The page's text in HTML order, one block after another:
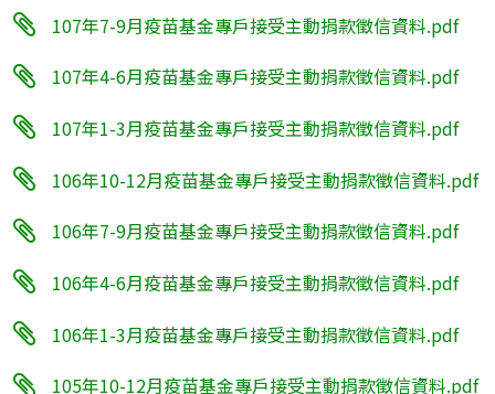
107年7-9月疫苗基金專戶接受主動捐款徵信資料.pdf
107年4-6月疫苗基金專戶接受主動捐款徵信資料.pdf
107年1-3月疫苗基金專戶接受主動捐款徵信資料.pdf
106年10-12月疫苗基金專戶接受主動捐款徵信資料.pdf
106年7-9月疫苗基金專戶接受主動捐款徵信資料.pdf
106年4-6月疫苗基金專戶接受主動捐款徵信資料.pdf
106年1-3月疫苗基金專戶接受主動捐款徵信資料.pdf
105年10-12月疫苗基金專戶接受主動捐款徵信資料.pdf